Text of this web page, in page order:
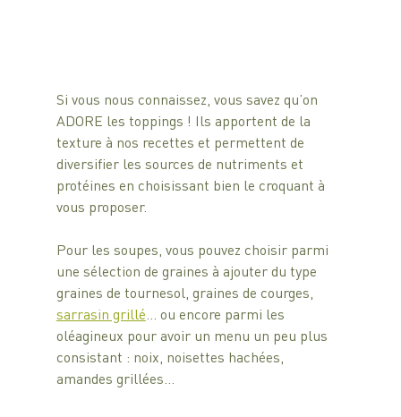
Si vous nous connaissez, vous savez qu’on
ADORE les toppings ! Ils apportent de la
texture à nos recettes et permettent de
diversifier les sources de nutriments et
protéines en choisissant bien le croquant à
vous proposer.
Pour les soupes, vous pouvez choisir parmi
une sélection de graines à ajouter du type
graines de tournesol, graines de courges,
sarrasin grillé… ou encore parmi les
oléagineux pour avoir un menu un peu plus
consistant : noix, noisettes hachées,
amandes grillées…